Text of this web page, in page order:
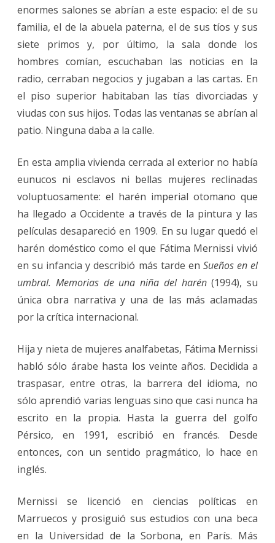
enormes salones se abrían a este espacio: el de su
familia, el de la abuela paterna, el de sus tíos y sus
siete primos y, por último, la sala donde los
hombres comían, escuchaban las noticias en la
radio, cerraban negocios y jugaban a las cartas. En
el piso superior habitaban las tías divorciadas y
viudas con sus hijos. Todas las ventanas se abrían al
patio. Ninguna daba a la calle.
En esta amplia vivienda cerrada al exterior no había
eunucos ni esclavos ni bellas mujeres reclinadas
voluptuosamente: el harén imperial otomano que
ha llegado a Occidente a través de la pintura y las
películas desapareció en 1909. En su lugar quedó el
harén doméstico como el que Fátima Mernissi vivió
en su infancia y describió más tarde en Sueños en el
umbral. Memorias de una niña del harén(1994), su
única obra narrativa y una de las más aclamadas
por la crítica internacional.
Hija y nieta de mujeres analfabetas, Fátima Mernissi
habló sólo árabe hasta los veinte años. Decidida a
traspasar, entre otras, la barrera del idioma, no
sólo aprendió varias lenguas sino que casi nunca ha
escrito en la propia. Hasta la guerra del golfo
Pérsico, en 1991, escribió en francés. Desde
entonces, con un sentido pragmático, lo hace en
inglés.
Mernissi se licenció en ciencias políticas en
Marruecos y prosiguió sus estudios con una beca
en la Universidad de la Sorbona, en París. Más